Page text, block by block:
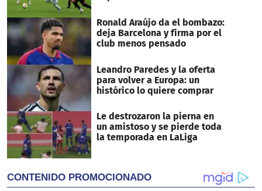
Ronald Araújo da el bombazo:
deja Barcelona y firma por el
club menos pensado
Leandro Paredes y la oferta
para volver a Europa: un
histórico lo quiere comprar
Le destrozaron la pierna en
un amistoso y se pierde toda
la temporada en LaLiga